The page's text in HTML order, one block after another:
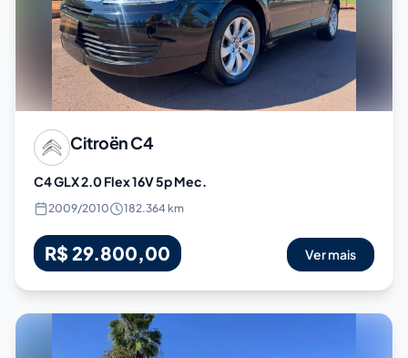
CitroënC4
C4 GLX 2.0 Flex 16V 5p Mec.
2009/2010 182.364 km
R$ 29.800,00 Ver mais